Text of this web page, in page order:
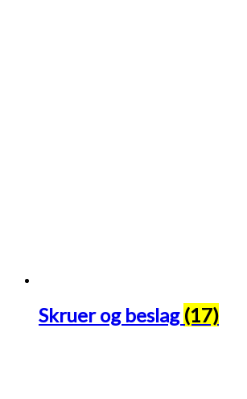
Skruer og beslag (17)